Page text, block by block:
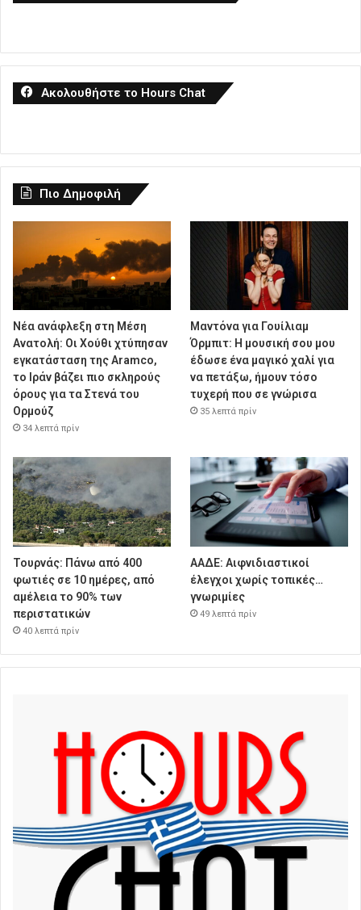
Ακολουθήστε το Hours Chat
Πιο Δημοφιλή
Νέα ανάφλεξη στη Μέση
Ανατολή: Οι Χούθι χτύπησαν
εγκατάσταση της Aramco,
το Ιράν βάζει πιο σκληρούς
όρους για τα Στενά του
Ορμούζ
34 λεπτά πρίν
Μαντόνα για Γουίλιαμ
Όρμπιτ: Η μουσική σου μου
έδωσε ένα μαγικό χαλί για
να πετάξω, ήμουν τόσο
τυχερή που σε γνώρισα
35 λεπτά πρίν
Τουρνάς: Πάνω από 400
φωτιές σε 10 ημέρες, από
αμέλεια το 90% των
περιστατικών
40 λεπτά πρίν
ΑΑΔΕ: Αιφνιδιαστικοί
έλεγχοι χωρίς τοπικές…
γνωριμίες
49 λεπτά πρίν